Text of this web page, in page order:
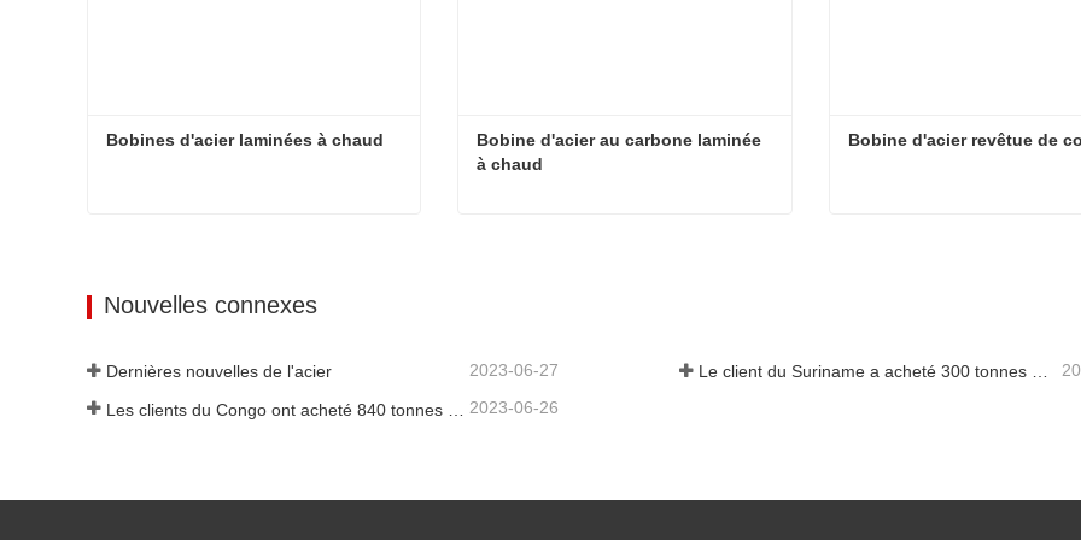
Bobines d'acier laminées à chaud
Bobine d'acier au carbone laminée
à chaud
Bobine d'acier revêtue de
Nouvelles connexes
Dernières nouvelles de l'acier 2023-06-27 Le client du Suriname a acheté 300 tonnes de barres d'armature
2023-06-26